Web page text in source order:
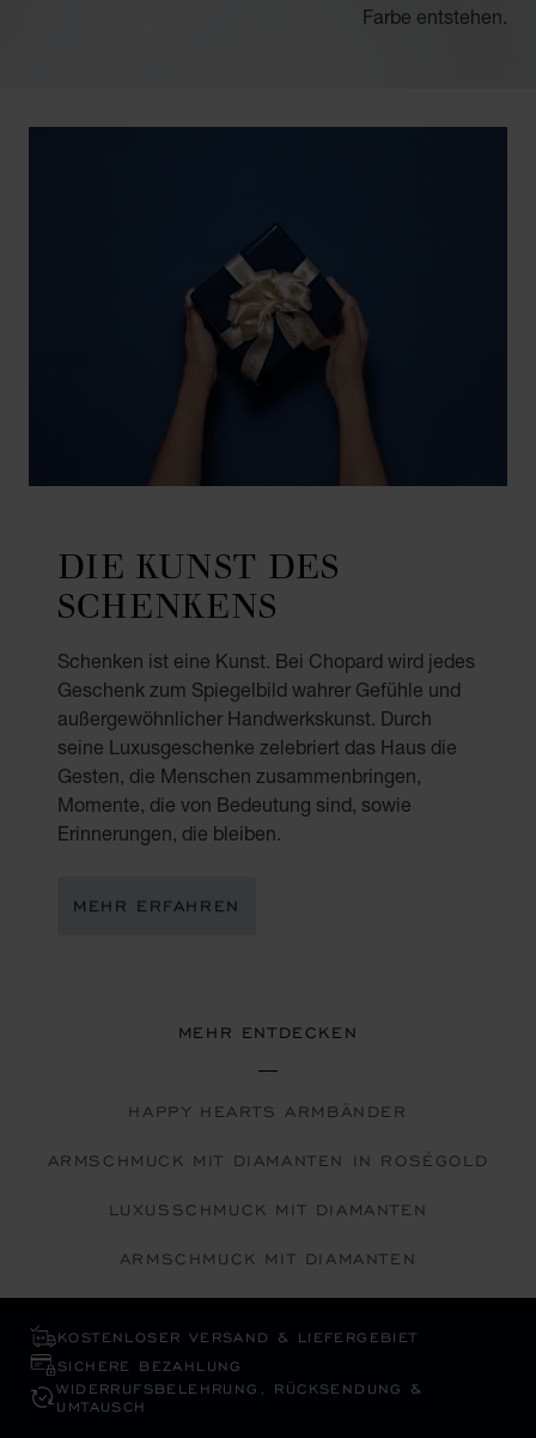
Farbe entstehen.
DIE KUNST DES
SCHENKENS
Schenken ist eine Kunst. Bei Chopard wird jedes
Geschenk zum Spiegelbild wahrer Gefühle und
außergewöhnlicher Handwerkskunst. Durch
seine Luxusgeschenke zelebriert das Haus die
Gesten, die Menschen zusammenbringen,
Momente, die von Bedeutung sind, sowie
Erinnerungen, die bleiben.
MEHR ERFAHREN
MEHR ENTDECKEN
HAPPY HEARTS ARMBÄNDER
ARMSCHMUCK MIT DIAMANTEN IN ROSÉGOLD
LUXUSSCHMUCK MIT DIAMANTEN
ARMSCHMUCK MIT DIAMANTEN
KOSTENLOSER VERSAND & LIEFERGEBIET
SICHERE BEZAHLUNG
WIDERRUFS­BELEHRUNG, RÜCKSENDUNG &
UMTAUSCH